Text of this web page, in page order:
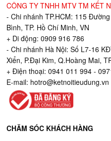
CÔNG TY TNHH MTV TM KẾT
- Chi nhánh TP.HCM: 115
Bình, TP. Hồ Chí Minh, VN
+ Di động: 0909 916 786
- Chi nhánh Hà Nội: Số L7-16
Xiển, P.Đại Kim, Q.Hoàng Mai,
+ Điện thoại: 0941 011 994 -
E-mail: hotro@ketnoitieudung.vn
CHĂM SÓC KHÁCH HÀNG